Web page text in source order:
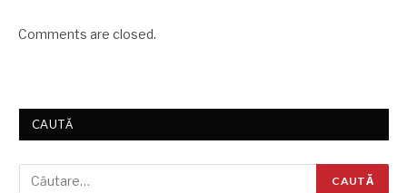
Comments are closed.
CAUTĂ